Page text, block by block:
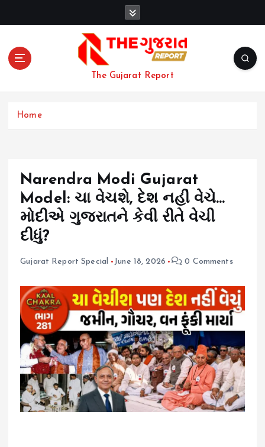
The Gujarat Report
Home
Narendra Modi Gujarat
Model: ચા વેચશે, દેશ નહીં વેચે…
મોદીએ ગુજરાતને કેવી રીતે વેચી
દીધું?
Gujarat Report Special June 18, 2026 0 Comments